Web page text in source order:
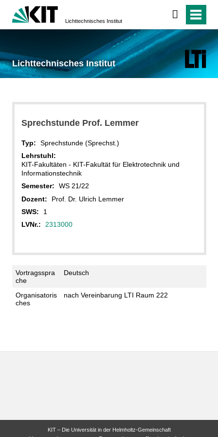
Lichttechnisches Institut
Lichttechnisches Institut
Sprechstunde Prof. Lemmer
Typ:
Sprechstunde (Sprechst.)
Lehrstuhl:
KIT-Fakultäten - KIT-Fakultät für Elektrotechnik und
Informationstechnik
Semester:
WS 21/22
Dozent:
Prof. Dr. Ulrich Lemmer
SWS:
1
LVNr.:
2313000
Vortragsspra
che
Deutsch
Organisatoris
ches
nach Vereinbarung LTI Raum 222
KIT – Die Universität in der Helmholtz-Gemeinschaft